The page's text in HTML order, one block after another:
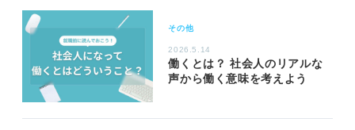
その他
2026.5.14
働くとは？ 社会人のリアルな
声から働く意味を考えよう